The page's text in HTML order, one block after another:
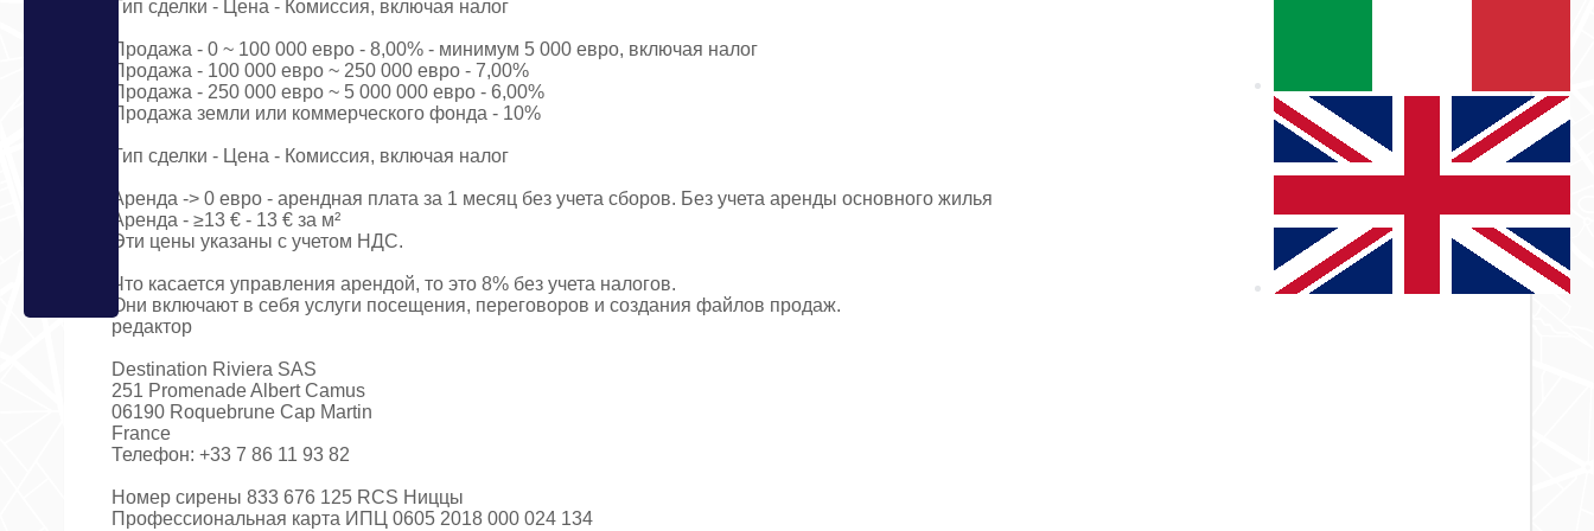
Тип сделки - Цена - Комиссия, включая налог
Продажа - 0 ~ 100 000 евро - 8,00% - минимум 5 000 евро, включая налог
Продажа - 100 000 евро ~ 250 000 евро - 7,00%
Продажа - 250 000 евро ~ 5 000 000 евро - 6,00%
Продажа земли или коммерческого фонда - 10%
Тип сделки - Цена - Комиссия, включая налог
Аренда -> 0 евро - арендная плата за 1 месяц без учета сборов. Без учета аренды основного жилья
Аренда - ≥13 € - 13 € за м²
Эти цены указаны с учетом НДС.
Что касается управления арендой, то это 8% без учета налогов.
Они включают в себя услуги посещения, переговоров и создания файлов продаж.
редактор
Destination Riviera SAS
251 Promenade Albert Camus
06190 Roquebrune Cap Martin
France
Телефон: +33 7 86 11 93 82
Номер сирены 833 676 125 RCS Ниццы
Профессиональная карта ИПЦ 0605 2018 000 024 134